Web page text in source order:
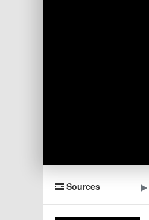
Sources